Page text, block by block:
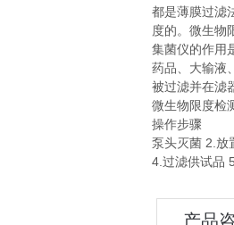
都是薄膜过滤
度的。微生物
集菌仪的作用
药品、大输液
被过滤并在滤
微生物限度检
操作步骤
泵头灭菌 2.放
4.过滤供试品
产品